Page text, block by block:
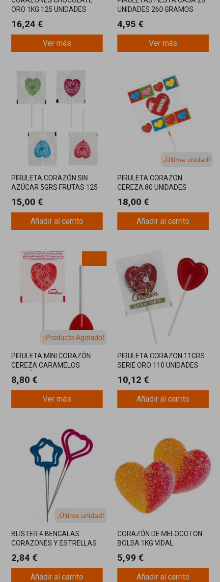
ORO 1KG 125 UNIDADES
16,24 €
Ver más
UNIDADES 260 GRAMOS
4,95 €
Ver más
PIRULETA CORAZÓN SIN
AZÚCAR 5GRS FRUTAS 125
15,00 €
Añadir al carrito
¡Última unidad!
PIRULETA CORAZON
CEREZA 80 UNIDADES
18,00 €
Añadir al carrito
¡Última unidad!
¡Producto Agotado!
PIRULETA MINI CORAZÓN
CEREZA CARAMELOS
UNIDADES
8,80 €
Ver más
PIRULETA CORAZON 11GRS
SERIE ORO 110 UNIDADES
10,12 €
Añadir al carrito
¡Última unidad!
BLISTER 4 BENGALAS
CORAZONES Y ESTRELLAS
2,84 €
Añadir al carrito
CORAZÓN DE MELOCOTON
BOLSA 1KG VIDAL
5,99 €
Añadir al carrito